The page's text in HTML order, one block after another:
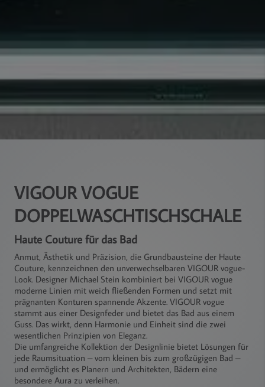
VIGOUR VOGUE
DOPPELWASCHTISCHSCHALE
Haute Couture für das Bad
Anmut, Ästhetik und Präzision, die Grundbausteine der Haute
Couture, kennzeichnen den unverwechselbaren VIGOUR vogue-
Look. Designer Michael Stein kombiniert bei VIGOUR vogue
moderne Linien mit weich fließenden Formen und setzt mit
prägnanten Konturen spannende Akzente. VIGOUR vogue
stammt aus einer Designfeder und bietet das Bad aus einem
Guss. Das wirkt, denn Harmonie und Einheit sind die zwei
wesentlichen Prinzipien von Eleganz.
Die umfangreiche Kollektion der Designlinie bietet Lösungen für
jede Raumsituation – vom kleinen bis zum großzügigen Bad –
und ermöglicht es Planern und Architekten, Bädern eine
besondere Aura zu verleihen.